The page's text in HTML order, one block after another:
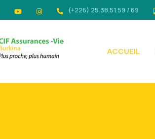
(+226) 25.38.51.59 / 69
ACCUEIL